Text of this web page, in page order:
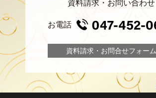
資料請求・お問い合わせ
お電話
資料請求・お問合せフォーム